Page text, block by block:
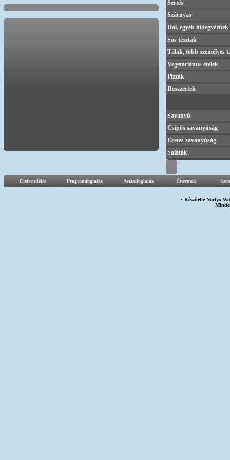
Sertés
Szárnyas
Hal, egyéb hidegvérűek
Sós tészták
Tálak, több személyes
Vegetáriánus ételek
Pizzák
Desszertek
Savanyú
Csípős savanyúság
Ecetes savanyúság
Saláták
Ételrendelés Programfoglalás Asztalfoglalás Éttermek
• KészítetteNortyx